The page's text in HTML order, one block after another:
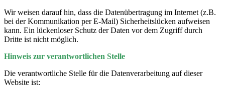
Wir weisen darauf hin, dass die Datenübertragung im Internet (z.B.
bei der Kommunikation per E-Mail) Sicherheitslücken aufweisen
kann. Ein lückenloser Schutz der Daten vor dem Zugriff durch
Dritte ist nicht möglich.
Hinweis zur verantwortlichen Stelle
Die verantwortliche Stelle für die Datenverarbeitung auf dieser
Website ist: